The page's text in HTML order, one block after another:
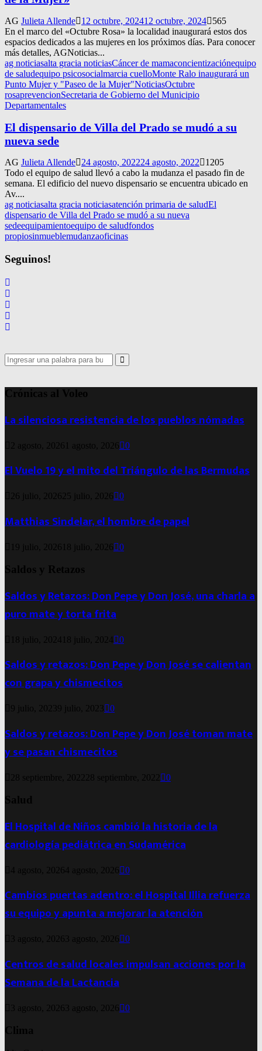
AG Julieta Allende 12 octubre, 202412 octubre, 2024
565
En el marco del «Octubre Rosa» la localidad inaugurará estos dos
espacios dedicados a las mujeres en los próximos días. Para conocer
más detalles, AGNoticias...
ag noticiasalta gracia noticiasCáncer de mamaconcientizaciónequipo
de saludequipo psicosocialmarcia cuelloMonte Ralo inaugurará un
Punto Mujer y "Paseo de la Mujer"NoticiasOctubre
rosaprevencionSecretaria de Gobierno del Municipio
Departamentales
El dispensario de Villa del Prado se mudó a su
nueva sede
AG Julieta Allende 24 agosto, 202224 agosto, 2022
1205
Todo el equipo de salud llevó a cabo la mudanza el pasado fin de
semana. El edificio del nuevo dispensario se encuentra ubicado en
Av....
ag noticiasalta gracia noticiasatención primaria de saludEl
dispensario de Villa del Prado se mudó a su nueva
sedeequipamientoequipo de saludfondos
propiosinmueblemudanzaoficinas
Seguinos!
Search
for:
Search
Crónicas al Voleo
La silenciosa resistencia de los pueblos nómadas
2 agosto, 2026 1 agosto, 2026 0
El Vuelo 19 y el mito del Triángulo de las Bermudas
26 julio, 2026 25 julio, 2026 0
Matthias Sindelar, el hombre de papel
19 julio, 2026 18 julio, 2026 0
Saldos y Retazos
Saldos y Retazos: Don Pepe y Don José, una charla a
puro mate y torta frita
18 julio, 2024 18 julio, 2024 0
Saldos y retazos: Don Pepe y Don José se calientan
con grapa y chismecitos
9 julio, 20239 julio, 2023 0
Saldos y retazos: Don Pepe y Don José toman mate
y se pasan chismecitos
28 septiembre, 2022 28 septiembre, 2022 0
Salud
El Hospital de Niños cambió la historia de la
cardiología pediátrica en Sudamérica
4 agosto, 20264 agosto, 2026 0
Cambios puertas adentro: el Hospital Illia refuerza
su equipo y apunta a mejorar la atención
3 agosto, 2026 3 agosto, 2026 0
Centros de salud locales impulsan acciones por la
Semana de la Lactancia
3 agosto, 2026 3 agosto, 2026 0
Clima